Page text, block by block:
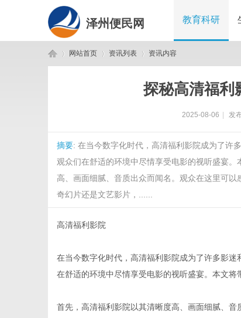
泽州便民网 教育科研
网站首页 资讯列表 资讯内容
探秘高清福利
2025-08-06 发
摘要: 在当今数字化时代，高清福利影院成为了许
观众们在舒适的环境中尽情享受电影的视听盛宴
高、画面细腻、音质出众而闻名。观众在这里可
奇幻片还是文艺影片，......
高清福利影院
在当今数字化时代，高清福利影院成为了许多影
在舒适的环境中尽情享受电影的视听盛宴。本文将
首先，高清福利影院以其清晰度高、画面细腻、